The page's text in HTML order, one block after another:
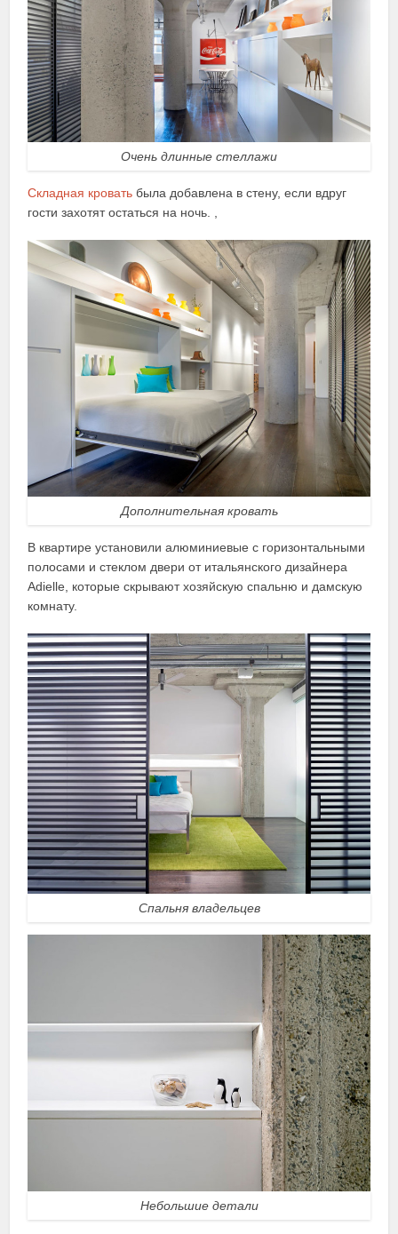
Очень длинные стеллажи
Складная кровать была добавлена в стену, если вдруг
гости захотят остаться на ночь. ,
Дополнительная кровать
В квартире установили алюминиевые с горизонтальными
полосами и стеклом двери от итальянского дизайнера
Adielle, которые скрывают хозяйскую спальню и дамскую
комнату.
Спальня владельцев
Небольшие детали